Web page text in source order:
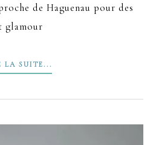
de Haguenau pour des
glamour
LA SUITE...